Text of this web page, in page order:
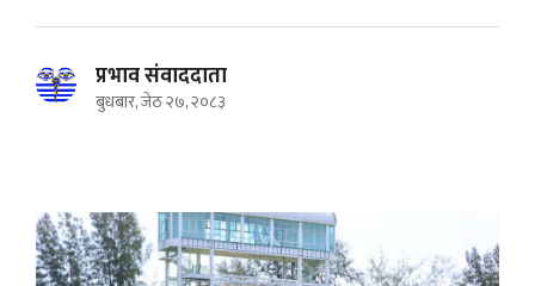
प्रभाव संवाददाता
बुधबार, जेठ २७, २०८३